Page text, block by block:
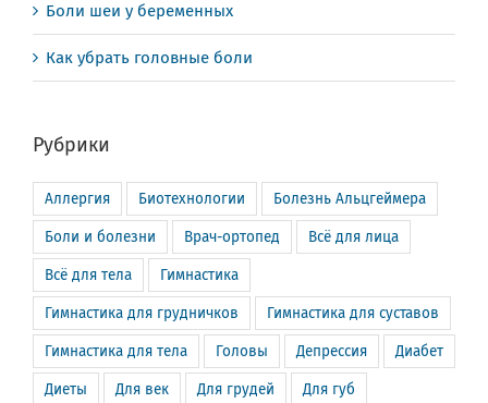
Боли шеи у беременных
Как убрать головные боли
Рубрики
Аллергия Биотехнологии Болезнь Альцгеймера
Боли и болезни Врач-ортопед Всё для лица
Всё для тела Гимнастика
Гимнастика для грудничков Гимнастика для суставов
Гимнастика для тела Головы Депрессия Диабет
Диеты Для век Для грудей Для губ